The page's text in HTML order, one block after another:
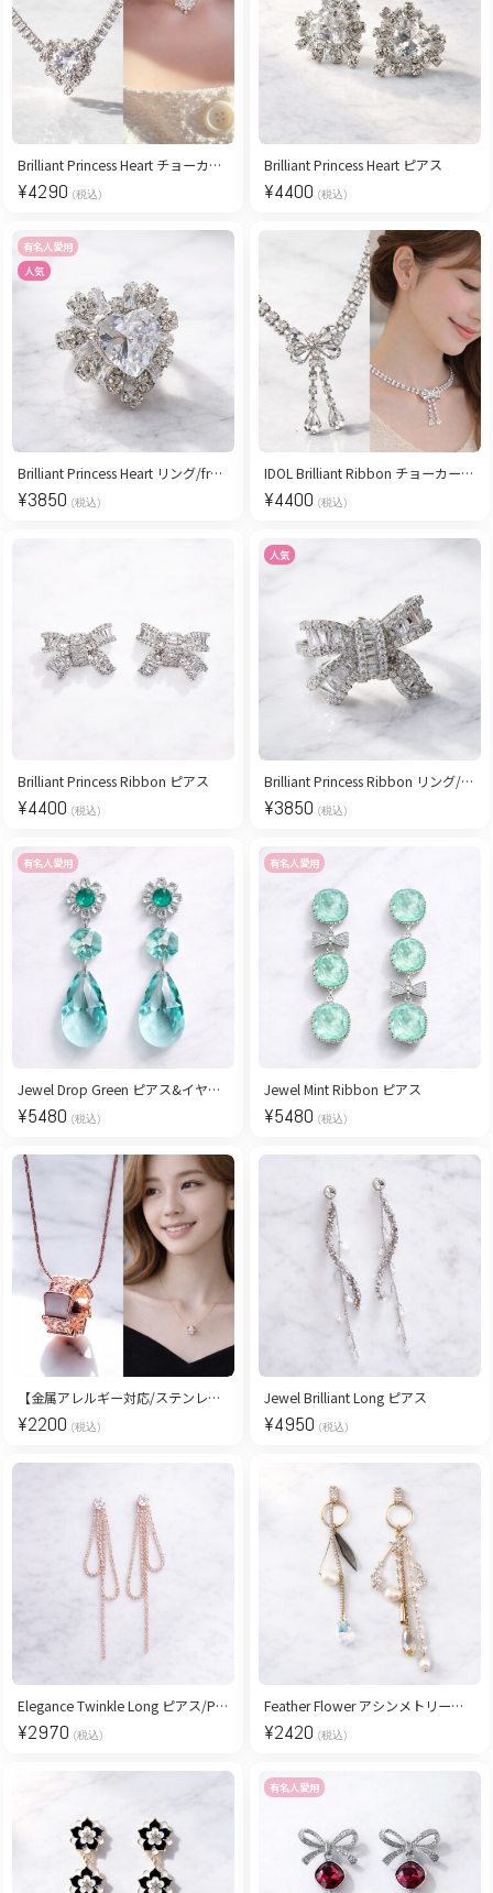
Brilliant Princess Heart チョーカーネックレス
¥4290 (税込)
Brilliant Princess Heart ピアス
¥4400 (税込)
有名人愛用
人気
Brilliant Princess Heart リング/free size
¥3850 (税込)
IDOL Brilliant Ribbon チョーカーネックレス
¥4400 (税込)
Brilliant Princess Ribbon ピアス
¥4400 (税込)
人気
Brilliant Princess Ribbon リング/free size
¥3850 (税込)
有名人愛用
Jewel Drop Green ピアス&イヤリング
¥5480 (税込)
有名人愛用
Jewel Mint Ribbon ピアス
¥5480 (税込)
【金属アレルギー対応/ステンレス】Elegant Circle ネックレス
¥2200 (税込)
Jewel Brilliant Long ピアス
¥4950 (税込)
Elegance Twinkle Long ピアス/Pink Gold
¥2970 (税込)
Feather Flower アシンメトリーピアス
¥2420 (税込)
有名人愛用